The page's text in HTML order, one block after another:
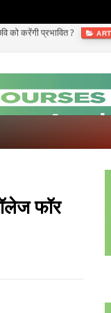
रूप से कार्यक्रम आयोजित किए जाने
फॉर